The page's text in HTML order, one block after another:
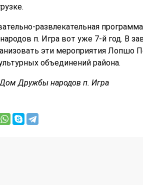
развлекательная
п. Игра вот уже 7-й год. В
эти мероприятия Лопшо
объединений района.
Дружбы народов п. Игра